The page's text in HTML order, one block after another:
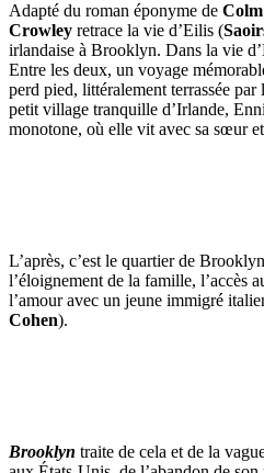
Adapté du roman éponyme de
Crowley retrace la vie d’Eilis (
irlandaise à Brooklyn. Dans la vie
Entre les deux, un voyage
perd pied, littéralement terrassée par
petit village tranquille d’Irlande,
monotone, où elle vit avec sa sœur
L’après, c’est le quartier de
l’éloignement de la famille, l’accès
l’amour avec un jeune immigré
Cohen).
Brooklyn traite de cela et de la